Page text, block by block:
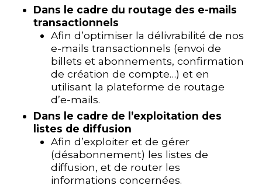
Dans le cadre du routage des e-mails
transactionnels
Afin d’optimiser la délivrabilité de nos
e-mails transactionnels (envoi de
billets et abonnements, confirmation
de création de compte…) et en
utilisant la plateforme de routage
d’e-mails.
Dans le cadre de l’exploitation des
listes de diffusion
Afin d’exploiter et de gérer
(désabonnement) les listes de
diffusion, et de router les
informations concernées.